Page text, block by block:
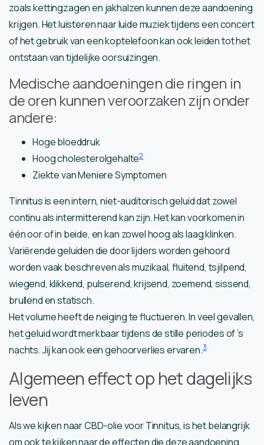
zoals kettingzagen en jakhalzen kunnen deze aandoening
krijgen. Het luisteren naar luide muziek tijdens een concert
of het gebruik van een koptelefoon kan ook leiden tot het
ontstaan van tijdelijke oorsuizingen.
Medische aandoeningen die ringen in
de oren kunnen veroorzaken zijn onder
andere:
Hoge bloeddruk
Hoog cholesterolgehalte2
Ziekte van Meniere Symptomen
Tinnitus is een intern, niet-auditorisch geluid dat zowel
continu als intermitterend kan zijn. Het kan voorkomen in
één oor of in beide, en kan zowel hoog als laag klinken.
Variërende geluiden die door lijders worden gehoord
worden vaak beschreven als muzikaal, fluitend, tsjilpend,
wiegend, klikkend, pulserend, krijsend, zoemend, sissend,
brullend en statisch.
Het volume heeft de neiging te fluctueren. In veel gevallen,
het geluid wordt merkbaar tijdens de stille periodes of ’s
nachts. Jij kan ook een gehoorverlies ervaren.3
Algemeen effect op het dagelijks
leven
Als we kijken naar CBD-olie voor Tinnitus, is het belangrijk
om ook te kijken naar de effecten die deze aandoening